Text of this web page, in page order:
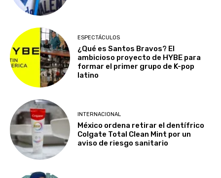
ESPECTÁCULOS
¿Qué es Santos Bravos? El
ambicioso proyecto de HYBE para
formar el primer grupo de K-pop
latino
INTERNACIONAL
México ordena retirar el dentífrico
Colgate Total Clean Mint por un
aviso de riesgo sanitario